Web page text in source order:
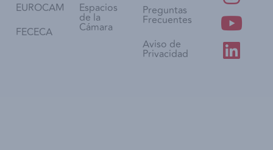
EUROCAM
FECECA
Espacios
de la
Cámara
Preguntas
Frecuentes
Aviso de
Privacidad